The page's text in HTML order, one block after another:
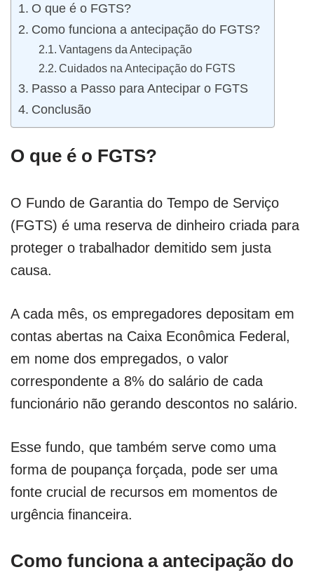
O que é o FGTS?
Como funciona a antecipação do FGTS?
Vantagens da Antecipação
Cuidados na Antecipação do FGTS
Passo a Passo para Antecipar o FGTS
Conclusão
O que é o FGTS?
O Fundo de Garantia do Tempo de Serviço
(FGTS) é uma reserva de dinheiro criada para
proteger o trabalhador demitido sem justa
causa.
A cada mês, os empregadores depositam em
contas abertas na Caixa Econômica Federal,
em nome dos empregados, o valor
correspondente a 8% do salário de cada
funcionário não gerando descontos no salário.
Esse fundo, que também serve como uma
forma de poupança forçada, pode ser uma
fonte crucial de recursos em momentos de
urgência financeira.
Como funciona a antecipação do